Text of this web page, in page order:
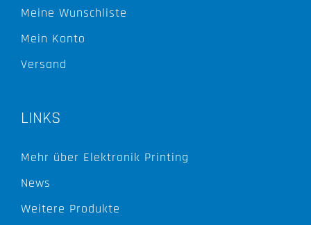
Meine Wunschliste
Mein Konto
Versand
LINKS
Mehr über Elektronik Printing
News
Weitere Produkte